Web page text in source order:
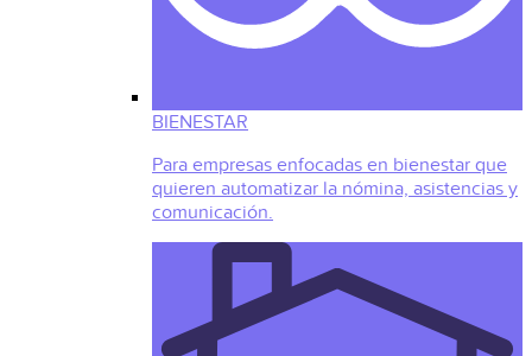
BIENESTAR
Para empresas enfocadas en bienestar que
quieren automatizar la nómina, asistencias y
comunicación.